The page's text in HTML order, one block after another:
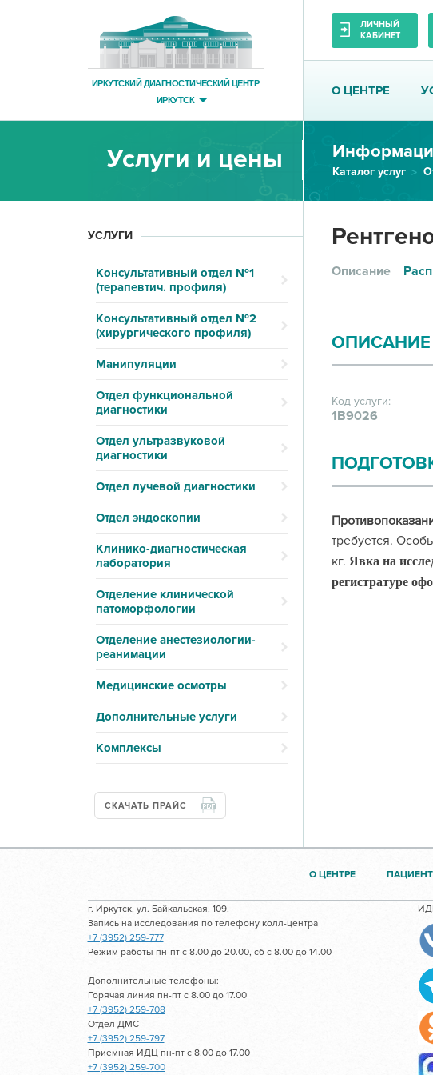
ИРКУТСКИЙ ДИАГНОСТИЧЕСКИЙ ЦЕНТР
ИРКУТСК
ЛИЧНЫЙ
КАБИНЕТ
О ЦЕНТРЕ
Услуги и цены Каталог услуг
УСЛУГИ
Консультативный отдел №1
(терапевтич. профиля)
Консультативный отдел №2
(хирургического профиля)
Манипуляции
Отдел функциональной
диагностики
Отдел ультразвуковой
диагностики
Отдел лучевой диагностики
Отдел эндоскопии
Клинико-диагностическая
лаборатория
Отделение клинической
патоморфологии
Отделение анестезиологии-
реанимации
Медицинские осмотры
Дополнительные услуги
Комплексы
СКАЧАТЬ ПРАЙС
Описание
ОПИСАНИЕ
Код услуги:
1В9026
требуется.
кг. Явка на
регистратуре
О ЦЕНТРЕ
г. Иркутск, ул. Байкальская, 109,
Запись на исследования по телефону колл-центра
+7 (3952) 259-777
Режим работы пн-пт с 8.00 до 20.00, сб с 8.00 до 14.00
Дополнительные телефоны:
Горячая линия пн-пт с 8.00 до 17.00
+7 (3952) 259-708
Отдел ДМС
+7 (3952) 259-797
Приемная ИДЦ пн-пт с 8.00 до 17.00
+7 (3952) 259-700